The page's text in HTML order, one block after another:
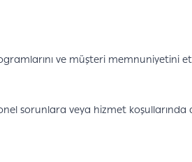
ve müşteri memnuniyetini
sorunlara veya hizmet